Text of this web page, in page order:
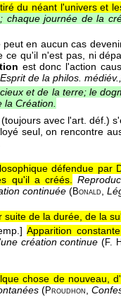
du néant l'univers et
chaque journée de la
peut en aucun cas
ce qu'il n'est pas, ni
est donc l'action
de la philos. médiév.,
et de la terre; le
la Création.
avec l'art. déf.)
seul, on rencontre
défendue par
qu'il a créés.
continuée (Bonald,
suite de la durée, de la
Apparition
création continue (F.
chose de nouveau,
(Proudhon,